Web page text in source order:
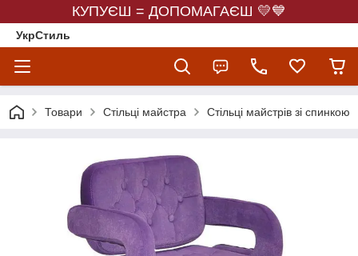
КУПУЄШ = ДОПОМАГАЄШ 💛💙
УкрСтиль
Товари Стільці майстра Стільці майстрів зі спинкою